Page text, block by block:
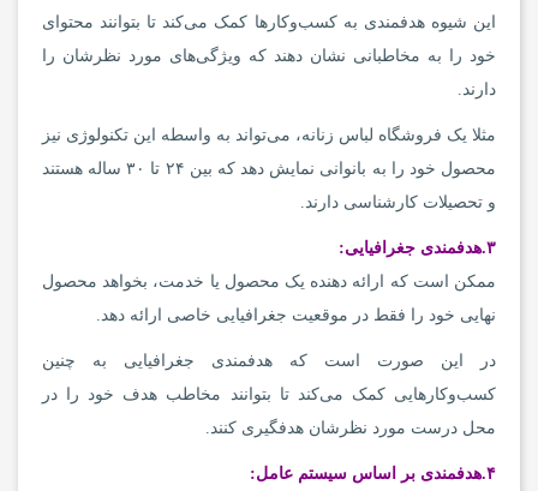
این شیوه هدفمندی به کسب‌وکارها کمک می‌‌کند تا بتوانند محتوای
خود را به مخاطبانی نشان دهند که ویژگی‌های مورد نظرشان را
دارند.
مثلا یک فروشگاه لباس زنانه، می‌تواند به واسطه این تکنولوژی نیز
محصول خود را به بانوانی نمایش دهد که بین ۲۴ تا ۳۰ ساله هستند
و تحصیلات کارشناسی دارند.
۳. هدفمندی جغرافیایی:
ممکن است که ارائه دهنده یک محصول یا خدمت، بخواهد محصول
نهایی خود را فقط در موقعیت جغرافیایی خاصی ارائه دهد.
در این صورت است که هدفمندی جغرافیایی به چنین
کسب‌وکارهایی کمک می‌کند تا بتوانند مخاطب هدف خود را در
محل درست مورد نظرشان هدفگیری کنند.
۴. هدفمندی بر اساس سیستم عامل: